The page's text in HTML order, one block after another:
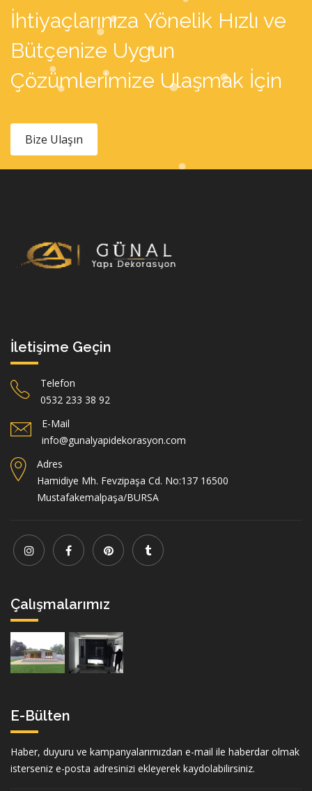
İhtiyaçlarınıza Yönelik Hızlı ve
Bütçenize Uygun
Çözümlerimize Ulaşmak İçin
Bize Ulaşın
İletişime Geçin
Telefon
0532 233 38 92
E-Mail
info@gunalyapidekorasyon.com
Adres
Hamidiye Mh. Fevzipaşa Cd. No:137 16500
Mustafakemalpaşa/BURSA
Çalışmalarımız
E-Bülten
Haber, duyuru ve kampanyalarımızdan e-mail ile haberdar olmak
isterseniz e-posta adresinizi ekleyerek kaydolabilirsiniz.